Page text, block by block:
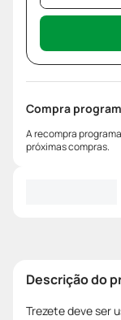
Compra
A recompra
próximas compras.
Descrição do
Trezete deve ser